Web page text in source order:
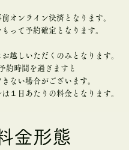
オンライン決済となります。
もって予約確定となります。
越しいただくのみとなります。
約時間を過ぎますと
きない場合がございます。
１日あたりの料金となります。
金形態